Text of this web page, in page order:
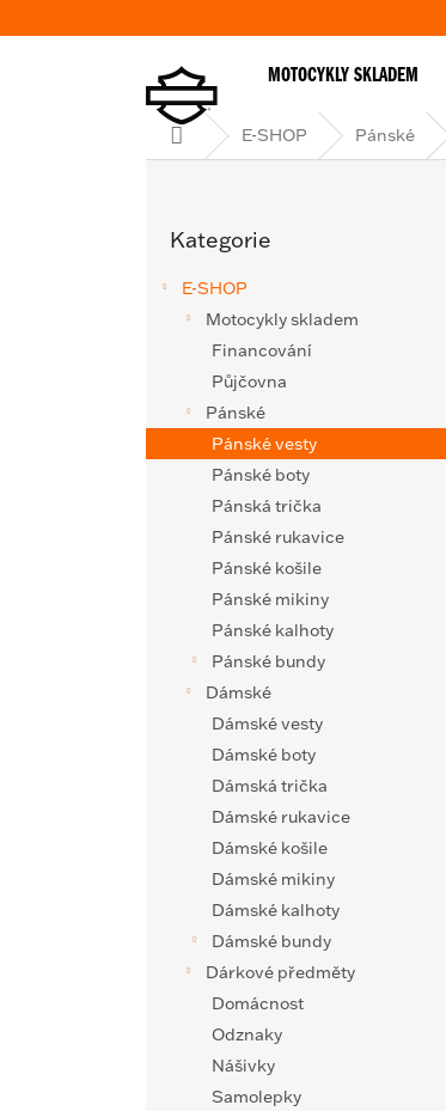
na
MOTOCYKLY SKLADEM
Domů E-SHOP Pánské
a
n
kategorie
Kategorie
E-SHOP
Motocykly skladem
Financování
Půjčovna
Pánské
Pánské vesty
Pánské boty
Pánská trička
Pánské rukavice
Pánské košile
Pánské mikiny
Pánské kalhoty
Pánské bundy
Dámské
Dámské vesty
Dámské boty
Dámská trička
Dámské rukavice
Dámské košile
Dámské mikiny
Dámské kalhoty
Dámské bundy
Dárkové předměty
Domácnost
Odznaky
Nášivky
Samolepky